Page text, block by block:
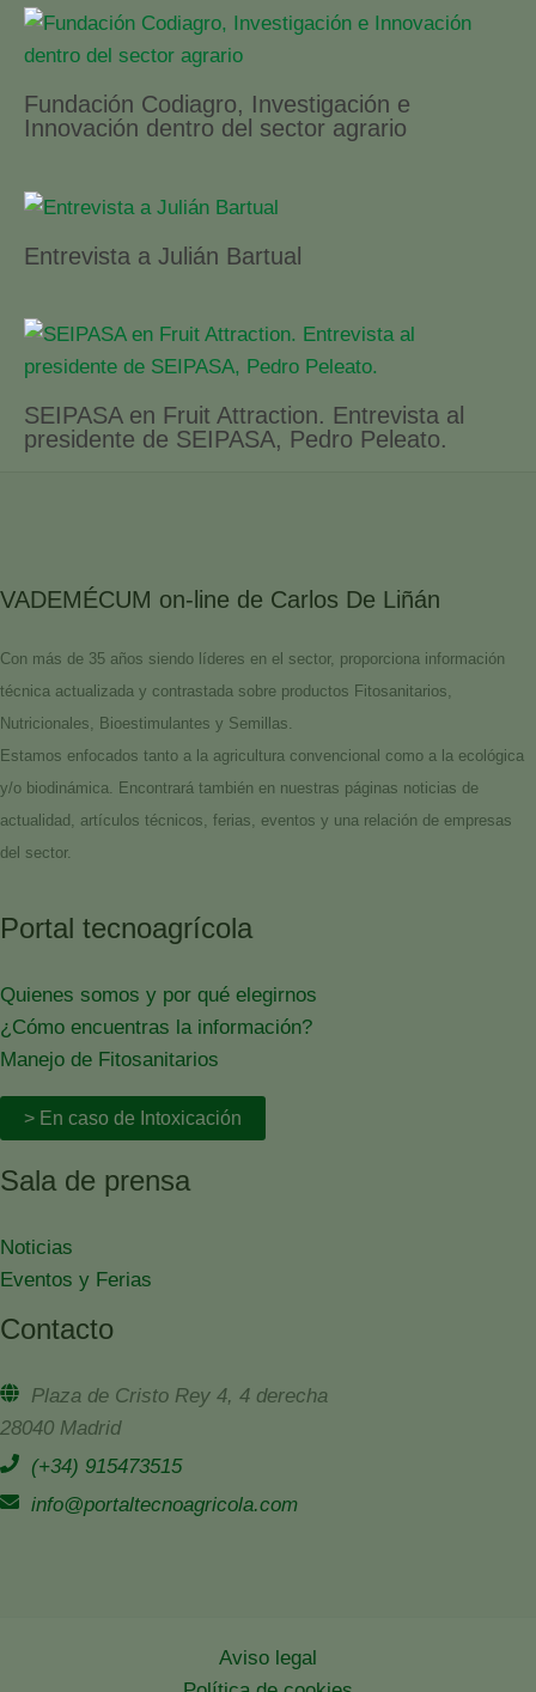
Fundación Codiagro, Investigación e
Innovación dentro del sector agrario
Entrevista a Julián Bartual
SEIPASA en Fruit Attraction. Entrevista al
presidente de SEIPASA, Pedro Peleato.
VADEMÉCUM on-line de Carlos De Liñán
Con más de 35 años siendo líderes en el sector, proporciona información
técnica actualizada y contrastada sobre productos Fitosanitarios,
Nutricionales, Bioestimulantes y Semillas.
Estamos enfocados tanto a la agricultura convencional como a la ecológica
y/o biodinámica. Encontrará también en nuestras páginas noticias de
actualidad, artículos técnicos, ferias, eventos y una relación de empresas
del sector.
Portal tecnoagrícola
Quienes somos y por qué elegirnos
¿Cómo encuentras la información?
Manejo de Fitosanitarios
> En caso de Intoxicación
Sala de prensa
Noticias
Eventos y Ferias
Contacto
Plaza de Cristo Rey 4, 4 derecha
28040 Madrid
(+34) 915473515
info@portaltecnoagricola.com
Aviso legal